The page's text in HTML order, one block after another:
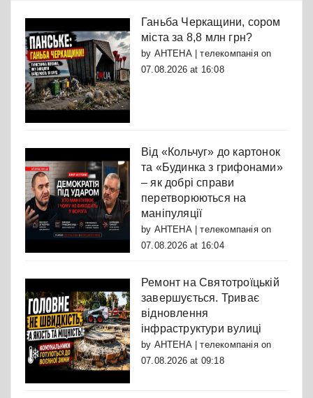
Ганьба Черкащини, сором
міста за 8,8 млн грн?
by АНТЕНА | телекомпаніяon
07.08.2026 at 16:08
Від «Кольчуг» до картонок
та «Будинка з грифонами»
– як добрі справи
перетворюються на
маніпуляції
by АНТЕНА | телекомпаніяon
07.08.2026 at 16:04
Ремонт на Святотроїцькій
завершується. Триває
відновлення
інфраструктури вулиці
by АНТЕНА | телекомпаніяon
07.08.2026 at 09:18